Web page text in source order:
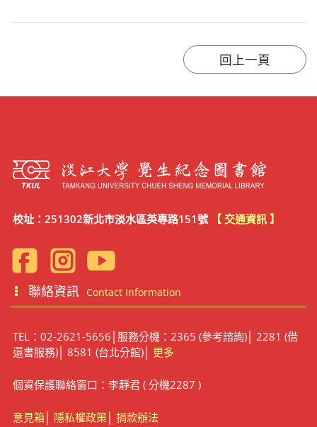
校址：251302新北市淡水區英專路151號 【 交通資訊 】
聯絡資訊 Contact Information
TEL：02-2621-5656│服務分機：2365 (參考諮詢)│ 2281 (借
還書服務)│ 8581 (台北分館)│ 更多
個資保護聯絡窗口：李靜君 ( 分機2287 )
意見箱│ 隱私權政策│ 捐款辦法